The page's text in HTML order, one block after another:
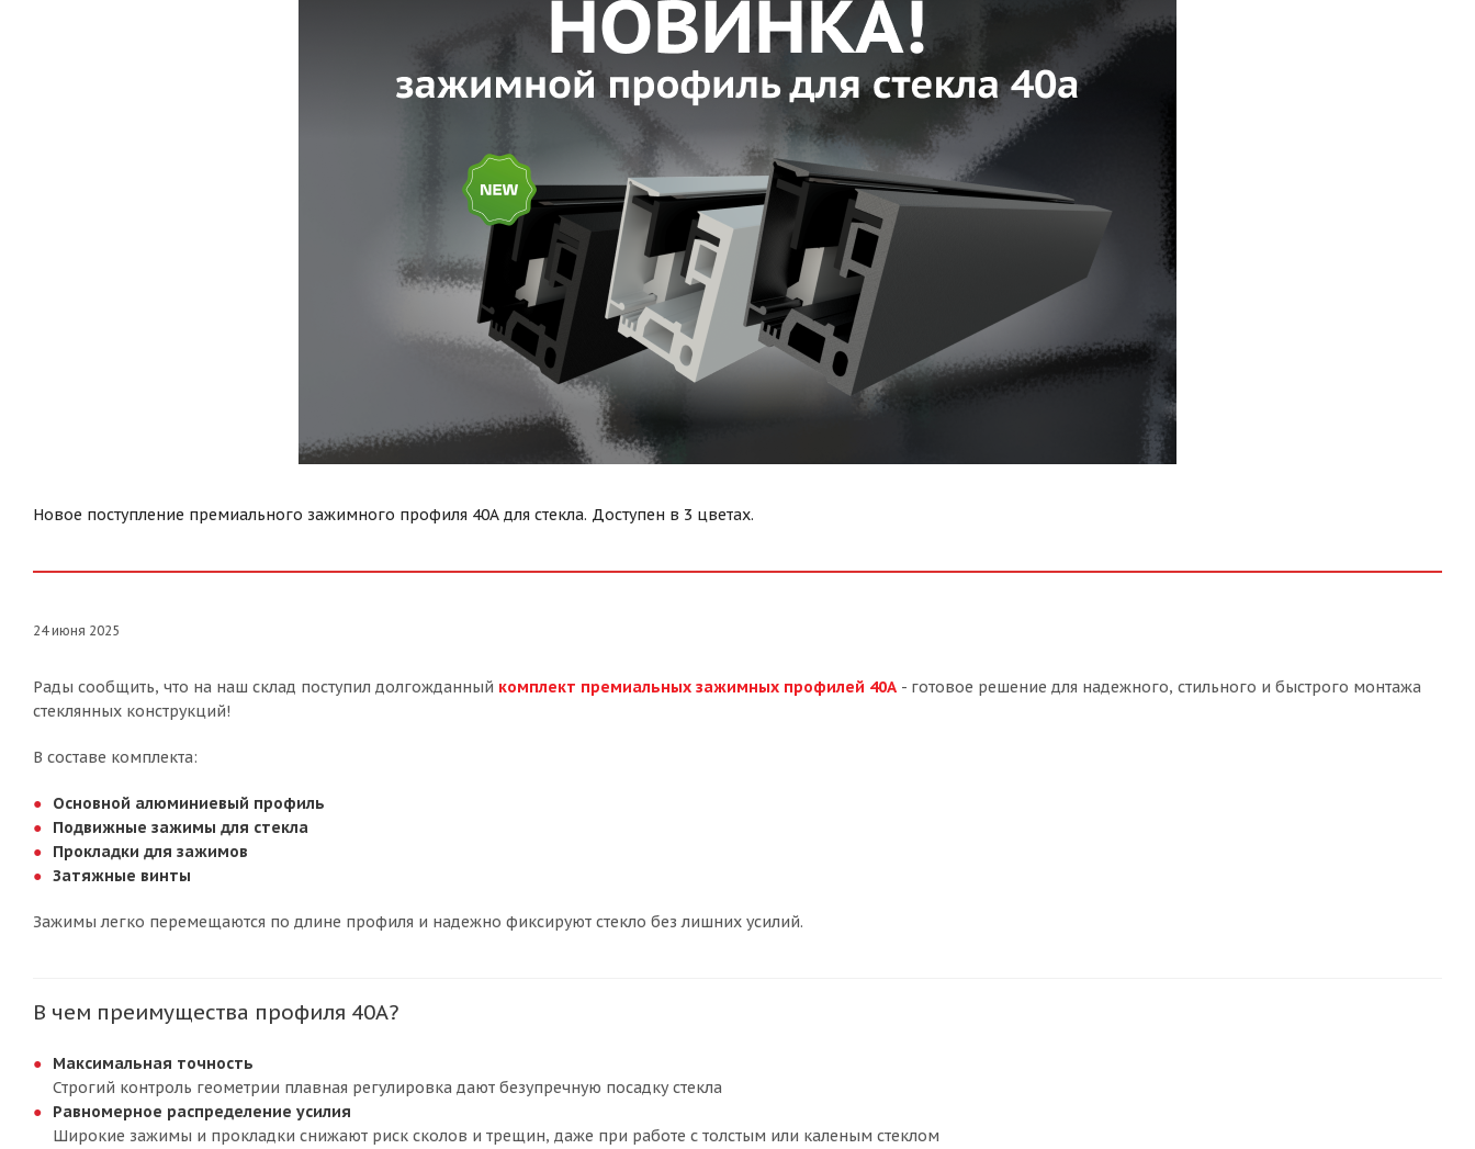
Новое поступление премиального зажимного профиля 40А для стекла. Доступен в 3 цветах.
24 июня 2025
Рады сообщить, что на наш склад поступил долгожданный комплект премиальных зажимных профилей 40А - готовое решение для надежного, стильного и быстрого монтажа
стеклянных конструкций!
В составе комплекта:
Основной алюминиевый профиль
Подвижные зажимы для стекла
Прокладки для зажимов
Затяжные винты
Зажимы легко перемещаются по длине профиля и надежно фиксируют стекло без лишних усилий.
В чем преимущества профиля 40А?
Максимальная точность
Строгий контроль геометрии плавная регулировка дают безупречную посадку стекла
Равномерное распределение усилия
Широкие зажимы и прокладки снижают риск сколов и трещин, даже при работе с толстым или каленым стеклом